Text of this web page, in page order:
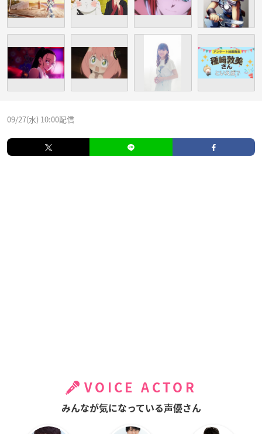
09/27(水) 10:00配信
VOICE ACTOR
みんなが気になっている声優さん